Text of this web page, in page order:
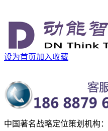
设为首页加入收藏
中国著名战略定位策划机构